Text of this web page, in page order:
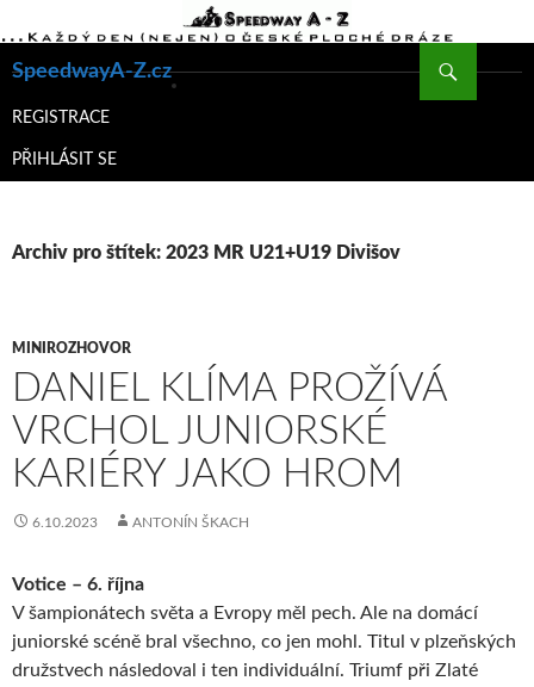
SpeedwayA-Z.cz
K
WEBU
REGISTRACE
PŘIHLÁSIT SE
Archiv pro štítek: 2023 MR U21+U19 Divišov
MINIROZHOVOR
DANIEL KLÍMA PROŽÍVÁ
VRCHOL JUNIORSKÉ
KARIÉRY JAKO HROM
6.10.2023 ANTONÍN ŠKACH
Votice – 6. října
V šampionátech světa a Evropy měl pech. Ale na domácí
juniorské scéně bral všechno, co jen mohl. Titul v plzeňských
družstvech následoval i ten individuální. Triumf při Zlaté